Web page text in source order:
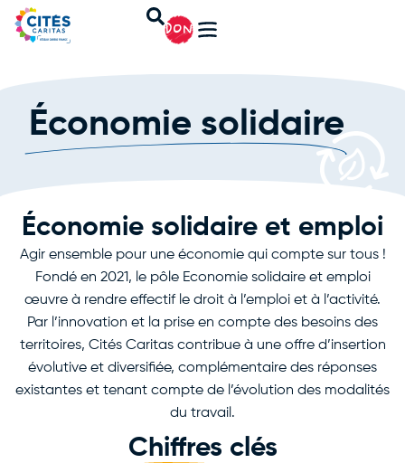
DON
Économie solidaire
Économie solidaire et emploi
Agir ensemble pour une économie qui compte sur tous !
Fondé en 2021, le pôle Economie solidaire et emploi
œuvre à rendre effectif le droit à l’emploi et à l’activité.
Par l’innovation et la prise en compte des besoins des
territoires, Cités Caritas contribue à une offre d’insertion
évolutive et diversifiée, complémentaire des réponses
existantes et tenant compte de l’évolution des modalités
du travail.
Chiffres clés